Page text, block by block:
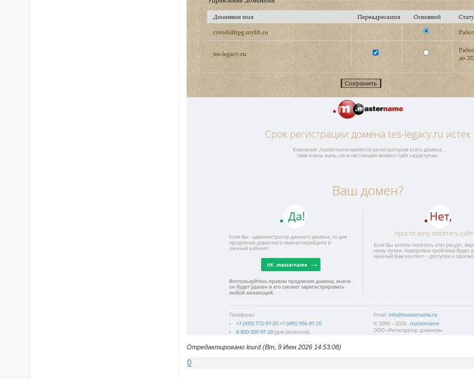
Отредактировано lourd (Вт, 9 Июн 2026 14:53:08)
0